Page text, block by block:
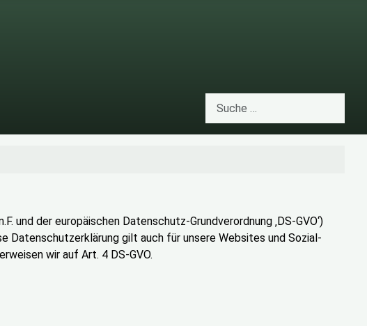
Suchen
der europäischen Datenschutz-Grundverordnung ‚DS-GVO‘)
Datenschutzerklärung gilt auch für unsere Websites und Sozial-
wir auf Art. 4 DS-GVO.